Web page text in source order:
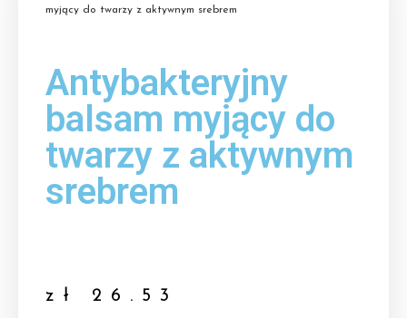
myjący do twarzy z aktywnym srebrem
Antybakteryjny
balsam myjący do
twarzy z aktywnym
srebrem
zł 26.53